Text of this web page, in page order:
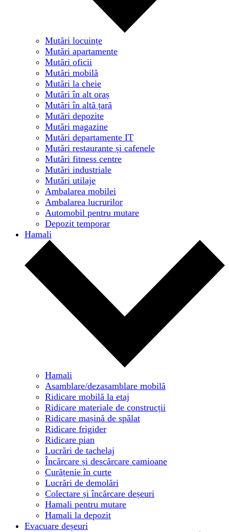
Mutări locuințe
Mutări apartamente
Mutări oficii
Mutări mobilă
Mutări la cheie
Mutări în alt oraș
Mutări în altă țară
Mutări depozite
Mutări magazine
Mutări departamente IT
Mutări restaurante și cafenele
Mutări fitness centre
Mutări industriale
Mutări utilaje
Ambalarea mobilei
Ambalarea lucrurilor
Automobil pentru mutare
Depozit temporar
Hamali
Hamali
Asamblare/dezasamblare mobilă
Ridicare mobilă la etaj
Ridicare materiale de construcții
Ridicare mașină de spălat
Ridicare frigider
Ridicare pian
Lucrări de tachelaj
Încărcare și descărcare camioane
Curățenie în curte
Lucrări de demolări
Colectare și încărcare deșeuri
Hamali pentru mutare
Hamali la depozit
Evacuare deșeuri